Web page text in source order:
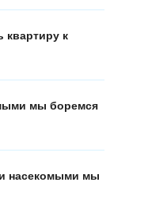
квартиру к
мы боремся
насекомыми мы